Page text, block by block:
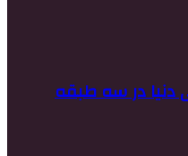
در سه طبقه